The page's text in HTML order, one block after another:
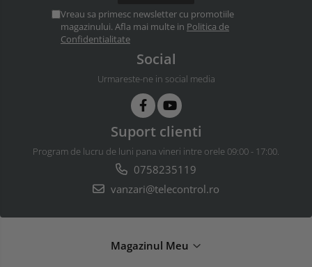
Vreau sa primesc newsletter cu promotiile
magazinului. Afla mai multe in Politica de
Confidentialitate
Social
Urmareste-ne in social media
Suport clienti
Program de lucru de luni pana vineri intre orele 09:00 - 17:00.
0758235119
vanzari@telecontrol.ro
Magazinul Meu